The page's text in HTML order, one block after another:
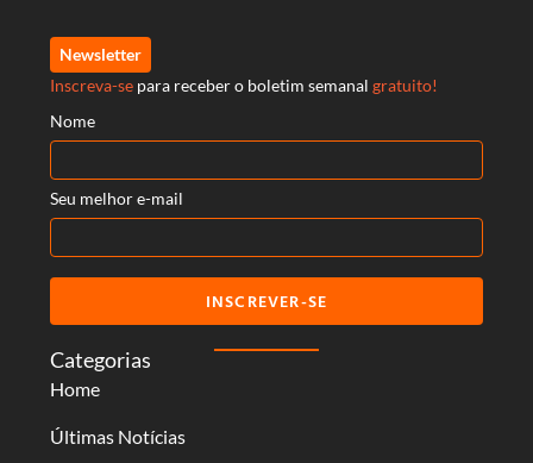
Categorias
Home
Últimas Notícias
Newsletter
Inscreva-se para receber o boletim semanal gratuito!
Nome
Seu melhor e-mail
INSCREVER-SE